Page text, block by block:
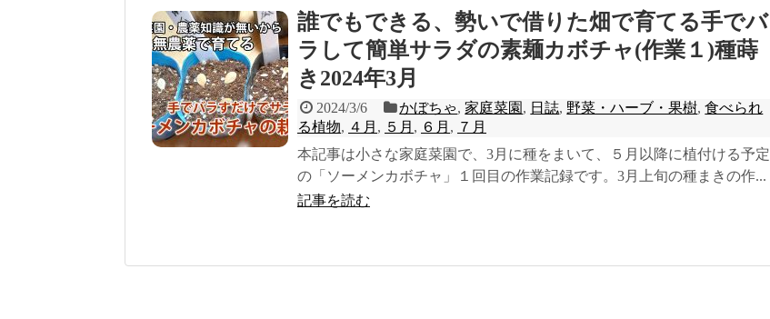
誰でもできる、勢いで借りた畑で育てる手でバ
ラして簡単サラダの素麺カボチャ(作業１)種蒔
き2024年3月
2024/3/6 かぼちゃ,家庭菜園 , 日誌, 野菜・ハーブ・果樹,食べられ
る植物, ４月 , ５月 , ６月 , ７月
本記事は小さな家庭菜園で、3月に種をまいて、５月以降に植付ける予定
の「ソーメンカボチャ」１回目の作業記録です。3月上旬の種まきの作...
記事を読む